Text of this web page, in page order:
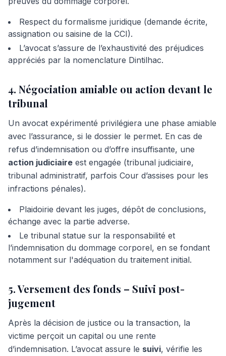
Respect du formalisme juridique (demande écrite,
assignation ou saisine de la CCI).
L’avocat s’assure de l’exhaustivité des préjudices
appréciés par la nomenclature Dintilhac.
4. Négociation amiable ou action devant le
tribunal
Un avocat expérimenté privilégiera une phase amiable
avec l’assurance, si le dossier le permet. En cas de
refus d’indemnisation ou d’offre insuffisante, une
action judiciaire est engagée (tribunal judiciaire,
tribunal administratif, parfois Cour d’assises pour les
infractions pénales).
Plaidoirie devant les juges, dépôt de conclusions,
échange avec la partie adverse.
Le tribunal statue sur la responsabilité et
l’indemnisation du dommage corporel, en se fondant
notamment sur l'adéquation du traitement initial.
5. Versement des fonds – Suivi post-
jugement
Après la décision de justice ou la transaction, la
victime perçoit un capital ou une rente
d’indemnisation. L’avocat assure le suivi, vérifie les